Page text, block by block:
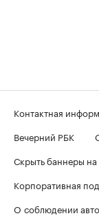
Контактная
Вечерний РБК
Скрыть баннеры
Корпоративная
О соблюдении